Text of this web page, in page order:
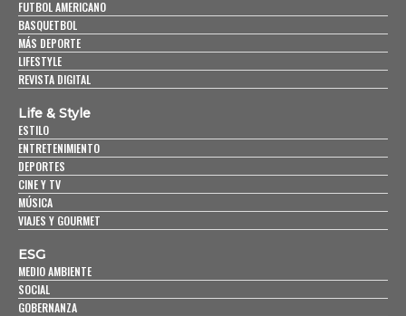
FUTBOL AMERICANO
BASQUETBOL
MÁS DEPORTE
LIFESTYLE
REVISTA DIGITAL
Life & Style
ESTILO
ENTRETENIMIENTO
DEPORTES
CINE Y TV
MÚSICA
VIAJES Y GOURMET
ESG
MEDIO AMBIENTE
SOCIAL
GOBERNANZA